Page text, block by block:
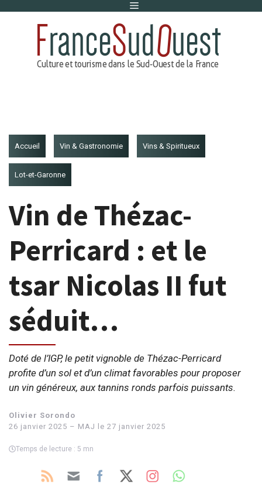
Menu
Accueil Vin & Gastronomie Vins & Spiritueux
Lot-et-Garonne
Vin de Thézac-
Perricard : et le
tsar Nicolas II fut
séduit…
Doté de l’IGP, le petit vignoble de Thézac-Perricard
profite d’un sol et d’un climat favorables pour proposer
un vin généreux, aux tannins ronds parfois puissants.
Olivier Sorondo
26 janvier 2025 – MAJ le 27 janvier 2025
Temps de lecture : 5 mn